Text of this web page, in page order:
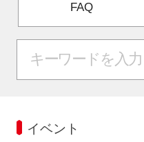
FAQ
イベント